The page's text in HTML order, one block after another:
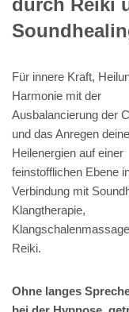
Für innere Kraft,
Harmonie mit der
Ausbalancierung der
und das Anregen
Heilenergien auf einer
feinstofflichen Ebene
Verbindung mit
Klangtherapie,
Reiki.
Ohne langes